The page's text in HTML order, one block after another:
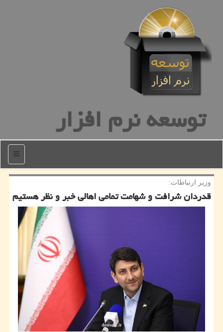
توسعه نرم افزار
منو
وزیر ارتباطات:
قدردان شرافت و شهامت تمامی اهالی خبر و نظر هستیم